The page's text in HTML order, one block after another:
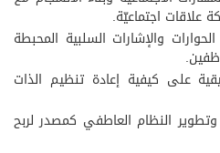
علاقات اجتماعيّة.
والإشارات السلبية المحبطة
على كيفية إعادة تنظيم الذات
النظام العاطفي كمصدر لربح